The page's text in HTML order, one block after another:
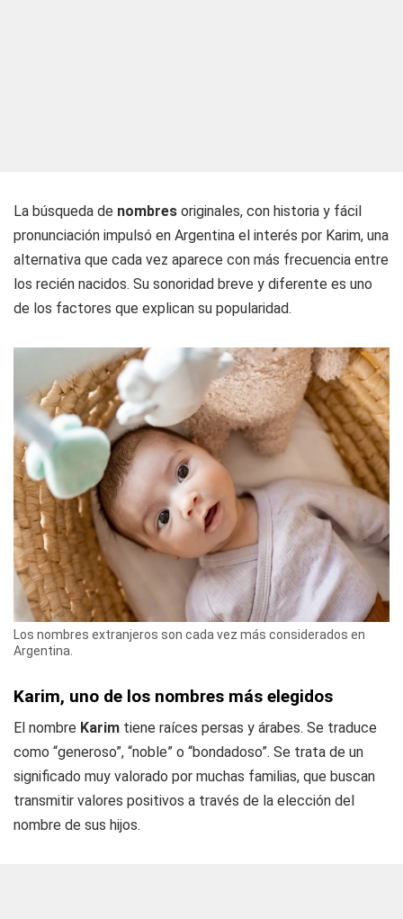
La búsqueda de nombres originales, con historia y fácil
pronunciación impulsó en Argentina el interés por Karim, una
alternativa que cada vez aparece con más frecuencia entre
los recién nacidos. Su sonoridad breve y diferente es uno
de los factores que explican su popularidad.
Los nombres extranjeros son cada vez más considerados en
Argentina.
Karim, uno de los nombres más elegidos
El nombre Karim tiene raíces persas y árabes. Se traduce
como “generoso”, “noble” o “bondadoso”. Se trata de un
significado muy valorado por muchas familias, que buscan
transmitir valores positivos a través de la elección del
nombre de sus hijos.